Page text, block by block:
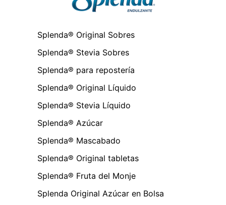
Splenda® Original Sobres
Splenda® Stevia Sobres
Splenda® para repostería
Splenda® Original Líquido
Splenda® Stevia Líquido
Splenda® Azúcar
Splenda® Mascabado
Splenda® Original tabletas
Splenda® Fruta del Monje
Splenda Original Azúcar en Bolsa